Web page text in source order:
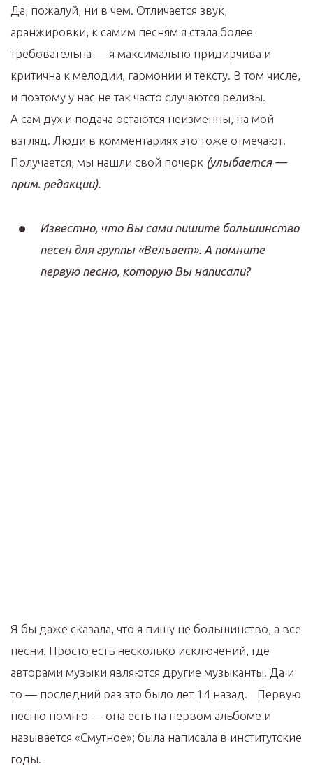
Да, пожалуй, ни в чем. Отличается звук,
аранжировки, к самим песням я стала более
требовательна — я максимально придирчива и
критична к мелодии, гармонии и тексту. В том числе,
и поэтому у нас не так часто случаются релизы.
А сам дух и подача остаются неизменны, на мой
взгляд. Люди в комментариях это тоже отмечают.
Получается, мы нашли свой почерк (улыбается —
прим. редакции).
Известно, что Вы сами пишите большинство
песен для группы «Вельвет». А помните
первую песню, которую Вы написали?
Я бы даже сказала, что я пишу не большинство, а все
песни. Просто есть несколько исключений, где
авторами музыки являются другие музыканты. Да и
то — последний раз это было лет 14 назад. Первую
песню помню — она есть на первом альбоме и
называется «Смутное»; была написала в институтские
годы.